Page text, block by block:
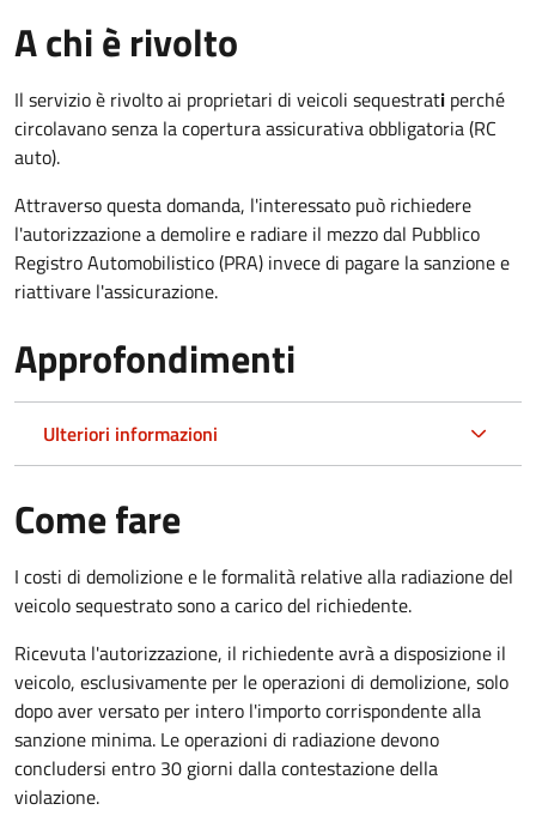
A chi è rivolto
Il servizio è rivolto ai proprietari di veicoli sequestrati perché
circolavano senza la copertura assicurativa obbligatoria (RC
auto).
Attraverso questa domanda, l'interessato può richiedere
l'autorizzazione a demolire e radiare il mezzo dal Pubblico
Registro Automobilistico (PRA) invece di pagare la sanzione e
riattivare l'assicurazione.
Approfondimenti
Ulteriori informazioni
Come fare
I costi di demolizione e le formalità relative alla radiazione del
veicolo sequestrato sono a carico del richiedente.
Ricevuta l'autorizzazione, il richiedente avrà a disposizione il
veicolo, esclusivamente per le operazioni di demolizione, solo
dopo aver versato per intero l'importo corrispondente alla
sanzione minima. Le operazioni di radiazione devono
concludersi entro 30 giorni dalla contestazione della
violazione.